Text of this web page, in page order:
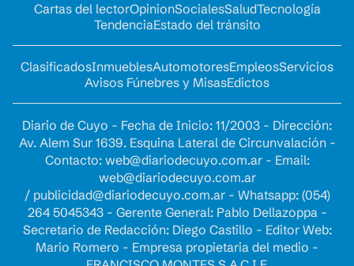
Cartas del lectorOpinionSocialesSaludTecnología
TendenciaEstado del tránsito
ClasificadosInmueblesAutomotoresEmpleosServicios
Avisos Fúnebres y MisasEdictos
Diario de Cuyo - Fecha de Inicio: 11/2003 - Dirección:
Av. Alem Sur 1639. Esquina Lateral de Circunvalación -
Contacto: web@diariodecuyo.com.ar- Email:
web@diariodecuyo.com.ar
/ publicidad@diariodecuyo.com.ar- Whatsapp: (054)
264 5045343 - Gerente General: Pablo Dellazoppa -
Secretario de Redacción: Diego Castillo - Editor Web:
Mario Romero - Empresa propietaria del medio -